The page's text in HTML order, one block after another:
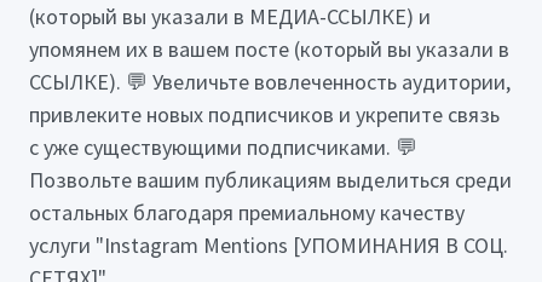
(который вы указали в МЕДИА-ССЫЛКЕ) и
упомянем их в вашем посте (который вы указали в
ССЫЛКЕ). 💬 Увеличьте вовлеченность аудитории,
привлеките новых подписчиков и укрепите связь
с уже существующими подписчиками. 💬
Позвольте вашим публикациям выделиться среди
остальных благодаря премиальному качеству
услуги "Instagram Mentions [УПОМИНАНИЯ В СОЦ.